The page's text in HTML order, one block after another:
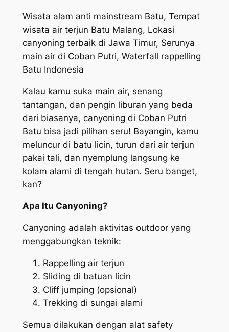
Wisata alam anti mainstream Batu, Tempat
wisata air terjun Batu Malang, Lokasi
canyoning terbaik di Jawa Timur, Serunya
main air di Coban Putri, Waterfall rappelling
Batu Indonesia
Kalau kamu suka main air, senang
tantangan, dan pengin liburan yang beda
dari biasanya, canyoning di Coban Putri
Batu bisa jadi pilihan seru! Bayangin, kamu
meluncur di batu licin, turun dari air terjun
pakai tali, dan nyemplung langsung ke
kolam alami di tengah hutan. Seru banget,
kan?
Apa Itu Canyoning?
Canyoning adalah aktivitas outdoor yang
menggabungkan teknik:
Rappelling air terjun
Sliding di batuan licin
Cliff jumping (opsional)
Trekking di sungai alami
Semua dilakukan dengan alat safety